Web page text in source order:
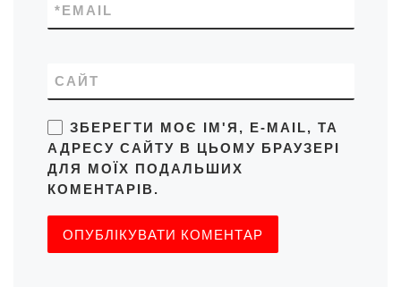
EMAIL
*
САЙТ
ЗБЕРЕГТИ МОЄ ІМ'Я, E-MAIL, ТА
АДРЕСУ САЙТУ В ЦЬОМУ БРАУЗЕРІ
ДЛЯ МОЇХ ПОДАЛЬШИХ
КОМЕНТАРІВ.